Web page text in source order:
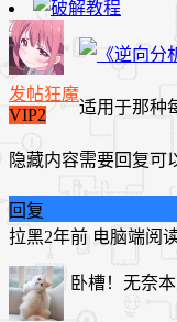
发帖狂魔
VIP2
适用于那种
隐藏内容需要回复可
回复
拉黑2年前 电脑端阅
卧槽！无奈